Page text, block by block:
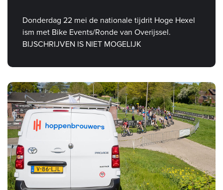
Donderdag 22 mei de nationale tijdrit Hoge Hexel
ism met Bike Events/Ronde van Overijssel.
BIJSCHRIJVEN IS NIET MOGELIJK